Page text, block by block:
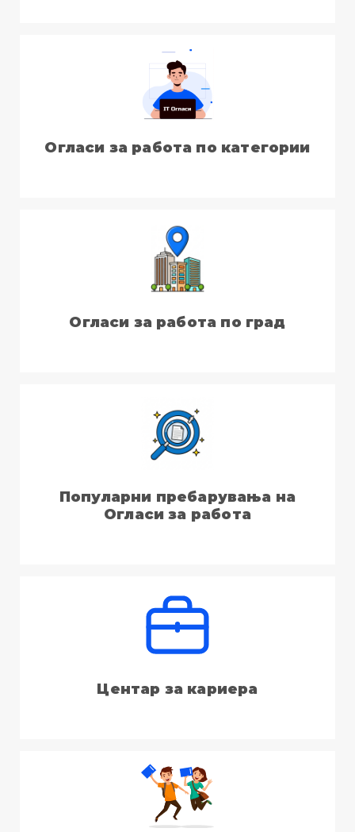
Огласи за работа по категории
Огласи за работа по град
Популарни пребарувања на
Огласи за работа
Центар за кариера